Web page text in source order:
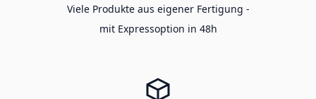
Viele Produkte aus eigener Fertigung -
mit Expressoption in 48h